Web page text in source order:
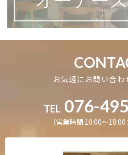
お気軽にお問い合わ
TEL 076-
（営業時間 10:00〜18:00